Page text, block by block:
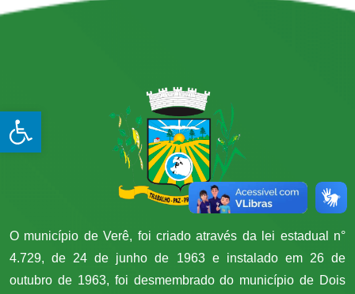
Open toolbar
O município de Verê, foi criado através da lei estadual n°
4.729, de 24 de junho de 1963 e instalado em 26 de
outubro de 1963, foi desmembrado do município de Dois